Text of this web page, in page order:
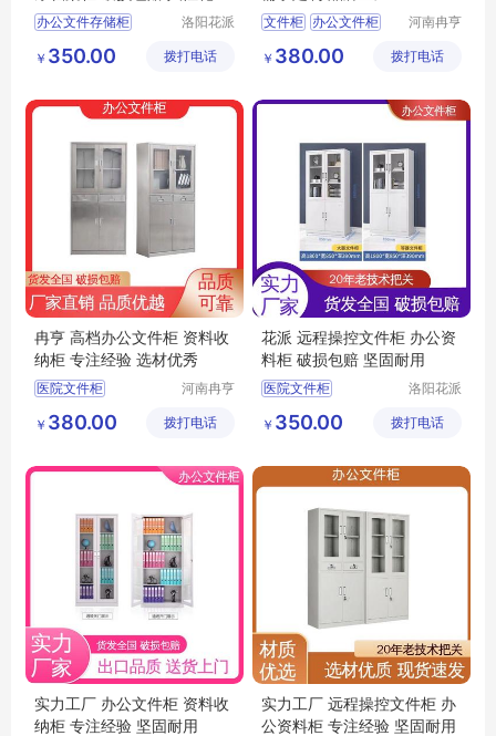
计
办公文件存储柜
不锈钢办公文件柜
铁皮储物柜
洛阳花派
有限公司
￥ 350.00 拨打电话
文件柜 办公文件柜
资料收纳柜
河南冉亨
公司
￥ 380.00 拨打电话
冉亨 高档办公文件柜 资料收
纳柜 专注经验 选材优秀
医院文件柜
双节档案存储柜
办公文件收纳柜
河南冉亨
公司
￥ 380.00 拨打电话
花派 远程操控文件柜 办公资
料柜 破损包赔 坚固耐用
医院文件柜
钢制加厚收纳柜
办公专用储物柜
洛阳花派
有限公司
￥ 350.00 拨打电话
实力工厂 办公文件柜 资料收
纳柜 专注经验 坚固耐用
实力工厂 远程操控文件柜 办
公资料柜 专注经验 坚固耐用